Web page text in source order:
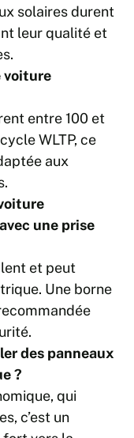
solaires durent
leur qualité et
voiture
entre 100 et
WLTP, ce
aux
une prise
et peut
Une borne
des panneaux
?
qui
c’est un